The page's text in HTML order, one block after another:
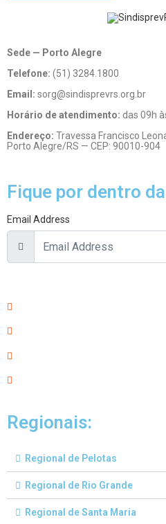
Sede — Porto Alegre
Telefone: (51) 3284.1800
Email: sorg@sindisprevrs.org.br
Horário de atendimento: das 09h
Endereço: Travessa Francisco
Porto Alegre/RS — CEP: 90010-904
Fique por dentro
Email Address
Regionais:
Regional de Pelotas
Regional de Rio Grande
Regional de Santa Maria